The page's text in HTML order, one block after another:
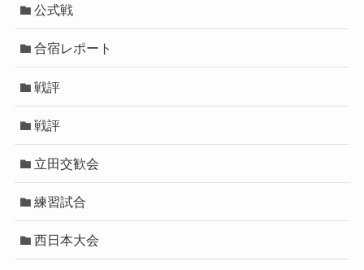
公式戦
合宿レポート
戦評
戦評
立田交歓会
練習試合
西日本大会